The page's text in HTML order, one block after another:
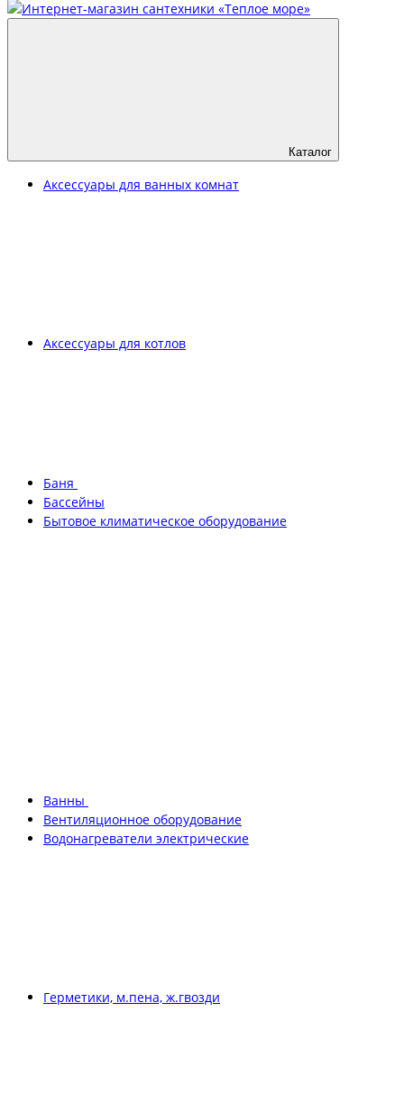
Каталог
Аксессуары для ванных комнат
Аксессуары для котлов
Баня
Бассейны
Бытовое климатическое оборудование
Ванны
Вентиляционное оборудование
Водонагреватели электрические
Герметики, м.пена, ж.гвозди